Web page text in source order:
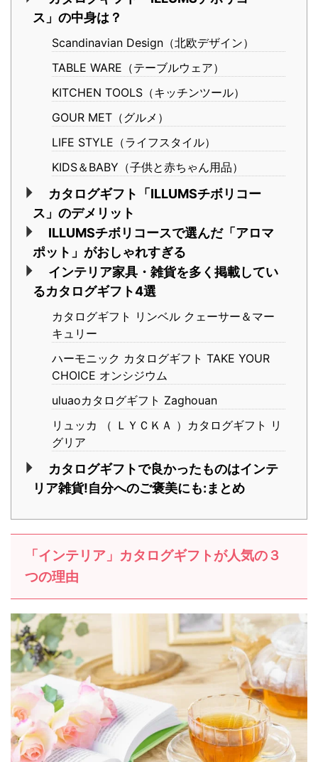
ス」の中身は？
Scandinavian Design（北欧デザイン）
TABLE WARE（テーブルウェア）
KITCHEN TOOLS（キッチンツール）
GOUR MET（グルメ）
LIFE STYLE（ライフスタイル）
KIDS＆BABY（子供と赤ちゃん用品）
カタログギフト「ILLUMSチボリコー
ス」のデメリット
ILLUMSチボリコースで選んだ「アロマ
ポット」がおしゃれすぎる
インテリア家具・雑貨を多く掲載してい
るカタログギフト4選
カタログギフト リンベル クェーサー＆マー
キュリー
ハーモニック カタログギフト TAKE YOUR
CHOICE オンシジウム
uluaoカタログギフト Zaghouan
リュッカ （ ＬＹＣＫＡ ）カタログギフト リ
グリア
カタログギフトで良かったものはインテ
リア雑貨!自分へのご褒美にも:まとめ
「インテリア」カタログギフトが人気の３
つの理由